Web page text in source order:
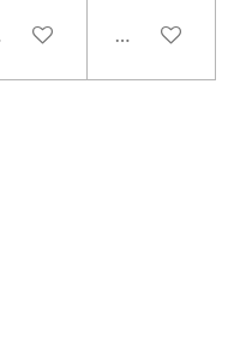
winkelwagenIn